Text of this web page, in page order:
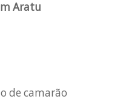
Aratu
de camarão